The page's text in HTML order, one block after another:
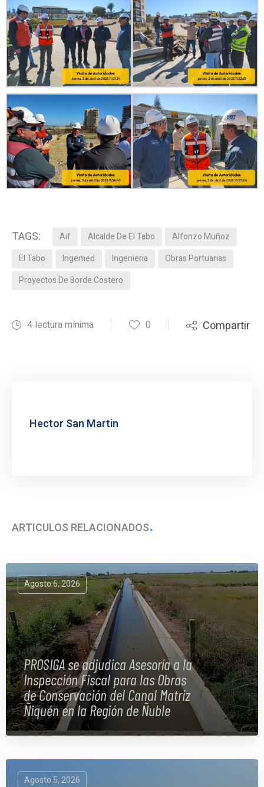
TAGS: Aif Alcalde De El Tabo
Alfonzo Muñoz
El Tabo
Ingemed Ingenieria
Obras Portuarias
Proyectos De Borde Costero
4 lectura mínima 0 Compartir
Hector San Martin
ARTÍCULOS RELACIONADOS
Agosto 6, 2026
PROSIGA se adjudica Asesoría a la
Inspección Fiscal para las Obras
de Conservación del Canal Matriz
Ñiquén en la Región de Ñuble
Agosto 5, 2026